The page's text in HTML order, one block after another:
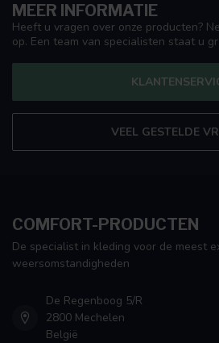
MEER INFORMATIE
Heeft u vragen over onze producten?
op. Een team van specialisten staat u
VEEL GESTELDE
COMFORT-PRODUCTEN
De specialist in kleding voor de meest
weersomstandigheden
De Regenboog 5/R
2800 Mechelen
België